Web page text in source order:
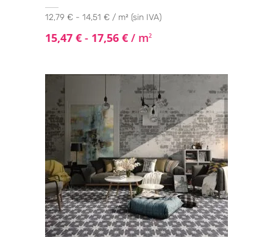
12,79 € - 14,51 € / m² (sin IVA)
15,47 € - 17,56 € / m2